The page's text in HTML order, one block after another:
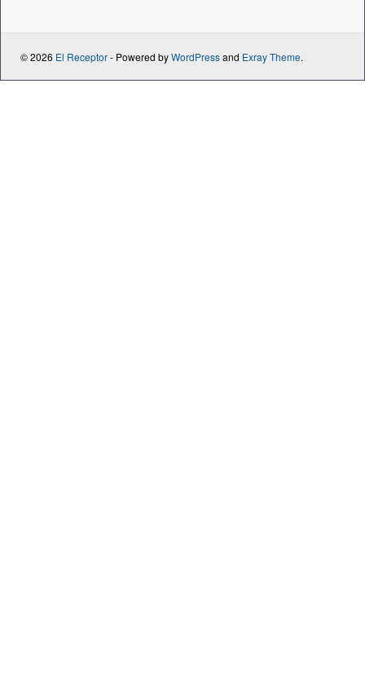
© 2026 El Receptor- Powered byWordPressand Exray Theme.